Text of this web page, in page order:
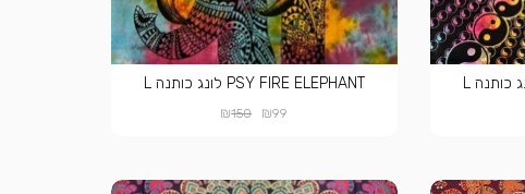
PSY FIRE ELEPHANT לונג כותנה L
₪99
₪150